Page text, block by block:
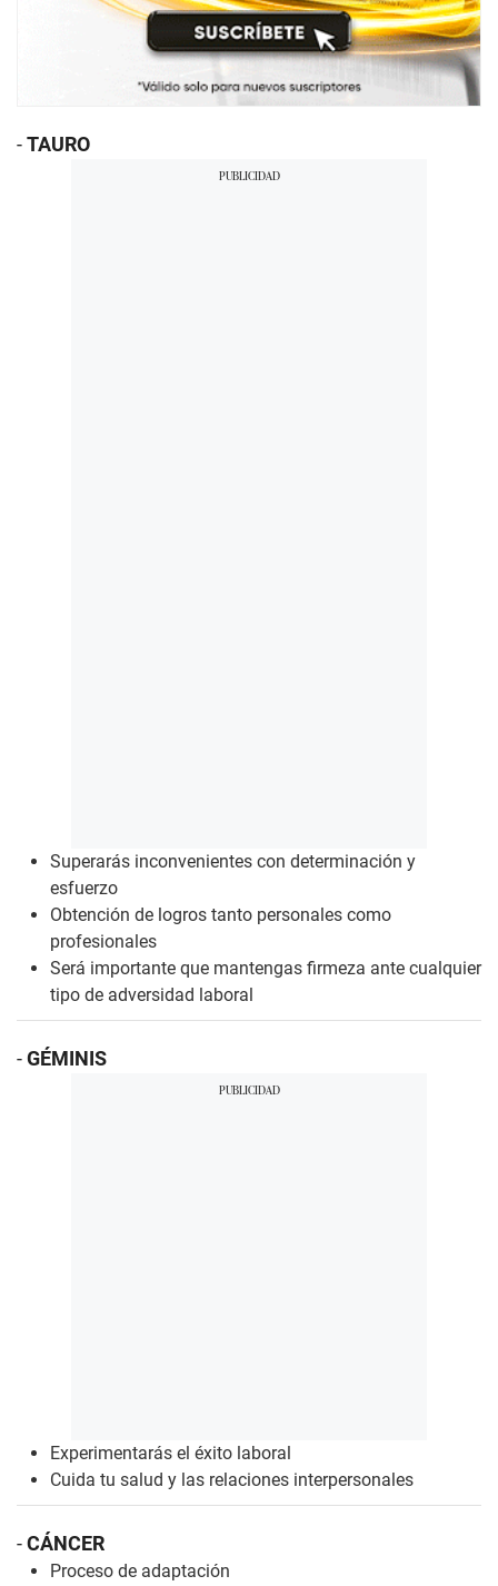
-TAURO
Superarás inconvenientes con determinación y
esfuerzo
Obtención de logros tanto personales como
profesionales
Será importante que mantengas firmeza ante cualquier
tipo de adversidad laboral
-GÉMINIS
Experimentarás el éxito laboral
Cuida tu salud y las relaciones interpersonales
-CÁNCER
Proceso de adaptación